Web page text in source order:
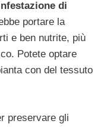
di
portare la
e ben nutrite, più
Potete optare
con del tessuto
preservare gli